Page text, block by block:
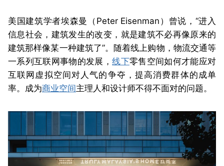
美国建筑学者埃森曼（Peter Eisenman）曾说，“进入
信息社会，建筑发生的改变，就是建筑不必再像原来的
建筑那样像某一种建筑了”。随着线上购物，物流交通等
一系列互联网事物的发展，线下零售空间如何才能应对
互联网虚拟空间对人气的争夺，提高消费群体的成单
率。成为商业空间主理人和设计师不得不面对的问题。